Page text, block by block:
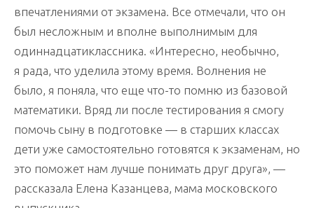
впечатлениями от экзамена. Все отмечали, что он
был несложным и вполне выполнимым для
одиннадцатиклассника. «Интересно, необычно,
я рада, что уделила этому время. Волнения не
было, я поняла, что еще что-то помню из базовой
математики. Вряд ли после тестирования я смогу
помочь сыну в подготовке — в старших классах
дети уже самостоятельно готовятся к экзаменам, но
это поможет нам лучше понимать друг друга», —
рассказала Елена Казанцева, мама московского